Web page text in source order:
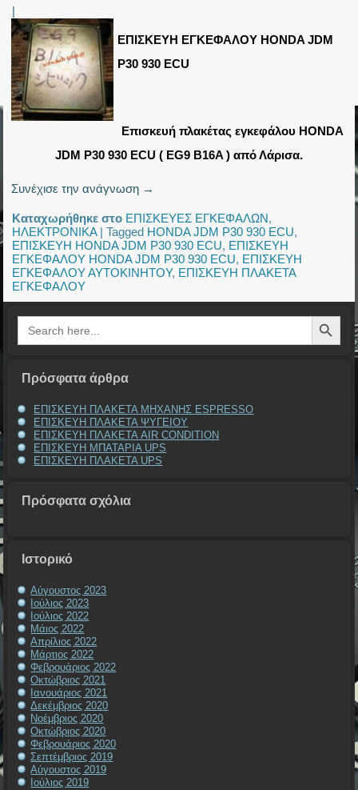
|
ΕΠΙΣΚΕΥΗ ΕΓΚΕΦΑΛΟΥ HONDA JDM
P30 930 ECU
Επισκευή πλακέτας εγκεφάλου HONDA
JDM P30 930 ECU ( EG9 B16A ) από Λάρισα.
Συνέχισε την ανάγνωση →
Καταχωρήθηκε στο ΕΠΙΣΚΕΥΕΣ ΕΓΚΕΦΑΛΩΝ,
ΗΛΕΚΤΡΟΝΙΚΑ|Tagged HONDA JDM P30 930 ECU,
ΕΠΙΣΚΕΥΗ HONDA JDM P30 930 ECU, ΕΠΙΣΚΕΥΗ
ΕΓΚΕΦΑΛΟΥ HONDA JDM P30 930 ECU, ΕΠΙΣΚΕΥΗ
ΕΓΚΕΦΑΛΟΥ ΑΥΤΟΚΙΝΗΤΟΥ, ΕΠΙΣΚΕΥΗ ΠΛΑΚΕΤΑ
ΕΓΚΕΦΑΛΟΥ
Search
for:
Search Button
Πρόσφατα άρθρα
ΕΠΙΣΚΕΥΗ ΠΛΑΚΕΤΑ ΜΗΧΑΝΗΣ ESPRESSO
ΕΠΙΣΚΕΥΗ ΠΛΑΚΕΤΑ ΨΥΓΕΙΟΥ
ΕΠΙΣΚΕΥΗ ΠΛΑΚΕΤΑ AIR CONDITION
ΕΠΙΣΚΕΥΗ ΜΠΑΤΑΡΙΑ UPS
ΕΠΙΣΚΕΥΗ ΠΛΑΚΕΤΑ UPS
Πρόσφατα σχόλια
Ιστορικό
Αύγουστος 2023
Ιούλιος 2023
Ιούλιος 2022
Μάιος 2022
Απρίλιος 2022
Μάρτιος 2022
Φεβρουάριος 2022
Οκτώβριος 2021
Ιανουάριος 2021
Δεκέμβριος 2020
Νοέμβριος 2020
Οκτώβριος 2020
Φεβρουάριος 2020
Σεπτέμβριος 2019
Αύγουστος 2019
Ιούλιος 2019